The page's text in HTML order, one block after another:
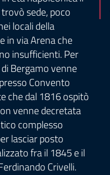
sede, poco
locali della
in via Arena che
insufficienti. Per
Bergamo venne
Convento
che dal 1816 ospitò
venne decretata
complesso
lasciar posto
fra il 1845 e il
Crivelli.